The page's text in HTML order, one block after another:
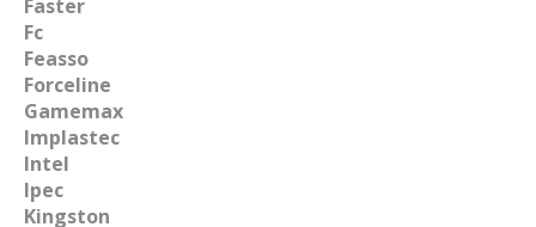
Faster
Fc
Feasso
Forceline
Gamemax
Implastec
Intel
Ipec
Kingston